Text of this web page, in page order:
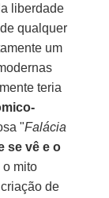
liberdade
qualquer
um
teria
"Falácia
se vê e o
mito
de